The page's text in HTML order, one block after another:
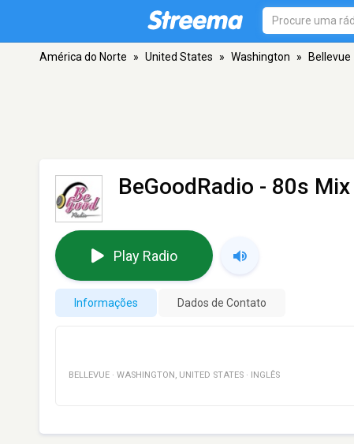
América do Norte » United States » Washington » Bellevue
BeGoodRadio - 80s Mix
Play Radio
Informações Dados de Contato
BELLEVUE · WASHINGTON , UNITED STATES · INGLÊS